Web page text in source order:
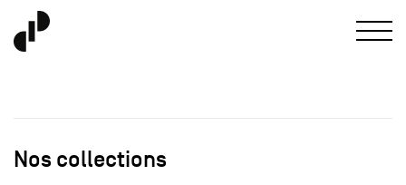
Nos collections